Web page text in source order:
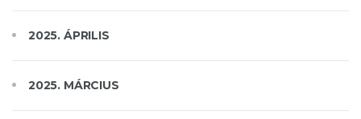
2025. ÁPRILIS
2025. MÁRCIUS